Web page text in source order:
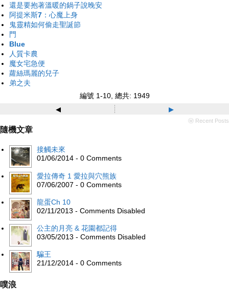
還是要抱著溫暖的鍋子說晚安
阿提米斯7：心魔上身
鬼靈精如何偷走聖誕節
門
Blue
人質卡農
魔女宅急便
蘿絲瑪麗的兒子
弟之夫
編號 1-10, 總共: 1949
◂ ▸
ⓦ Recent Posts
隨機文章
接觸未來
01/06/2014 - 0 Comments
愛拉傳奇 1 愛拉與穴熊族
07/06/2007 - 0 Comments
龍蛋Ch 10
02/11/2013 - Comments Disabled
公主的月亮 & 花園都記得
03/05/2013 - Comments Disabled
騙王
21/12/2014 - 0 Comments
噗浪